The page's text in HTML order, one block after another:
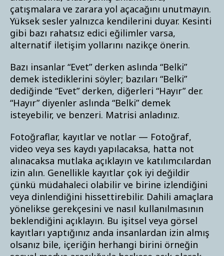
çatışmalara ve zarara yol açacağını unutmayın.
Yüksek sesler yalnızca kendilerini duyar. Kesinti
gibi bazı rahatsız edici eğilimler varsa,
alternatif iletişim yollarını nazikçe önerin.
Bazı insanlar “Evet” derken aslında “Belki”
demek istediklerini söyler; bazıları “Belki”
dediğinde “Evet” derken, diğerleri “Hayır” der.
“Hayır” diyenler aslında “Belki” demek
isteyebilir, ve benzeri. Matrisi anladınız.
Fotoğraflar, kayıtlar ve notlar — Fotoğraf,
video veya ses kaydı yapılacaksa, hatta not
alınacaksa mutlaka açıklayın ve katılımcılardan
izin alın. Genellikle kayıtlar çok iyi değildir
çünkü müdahaleci olabilir ve birine izlendiğini
veya dinlendiğini hissettirebilir. Dahili amaçlara
yönelikse gerekçesini ve nasıl kullanılmasının
beklendiğini açıklayın. Bu işitsel veya görsel
kayıtları yaptığınız anda insanlardan izin almış
olsanız bile, içeriğin herhangi birini örneğin